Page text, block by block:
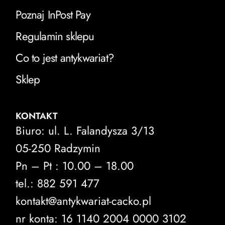
Poznaj InPost Pay
Regulamin sklepu
Co to jest antykwariat?
Sklep
KONTAKT
Biuro: ul. L. Falandysza 3/13
05-250 Radzymin
Pn – Pt : 10.00 – 18.00
tel.: 882 591 477
kontakt@antykwariat-cacko.pl
nr konta: 16 1140 2004 0000 3102